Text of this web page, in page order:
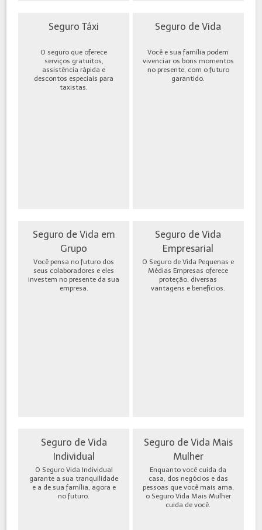
Seguro Táxi
O seguro que oferece
serviços gratuitos,
assistência rápida e
descontos especiais para
taxistas.
Seguro de Vida
Você e sua família podem
vivenciar os bons momentos
no presente, com o futuro
garantido.
Seguro de Vida em
Grupo
Você pensa no futuro dos
seus colaboradores e eles
investem no presente da sua
empresa.
Seguro de Vida
Empresarial
O Seguro de Vida Pequenas e
Médias Empresas oferece
proteção, diversas
vantagens e benefícios.
Seguro de Vida
Individual
O Seguro Vida Individual
garante a sua tranquilidade
e a de sua família, agora e
no futuro.
Seguro de Vida Mais
Mulher
Enquanto você cuida da
casa, dos negócios e das
pessoas que você mais ama,
o Seguro Vida Mais Mulher
cuida de você.